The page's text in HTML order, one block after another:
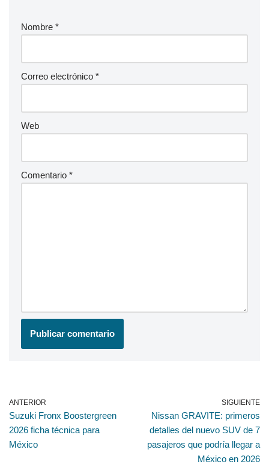
Nombre *
Correo electrónico *
Web
Comentario *
ANTERIOR
Suzuki Fronx Boostergreen
2026 ficha técnica para
México
SIGUIENTE
Nissan GRAVITE: primeros
detalles del nuevo SUV de 7
pasajeros que podría llegar a
México en 2026